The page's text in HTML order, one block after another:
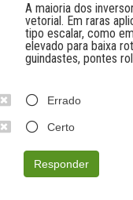
A maioria dos
vetorial. Em raras
tipo escalar, como
elevado para baixa
guindastes, pontes
Errado
Certo
Responder